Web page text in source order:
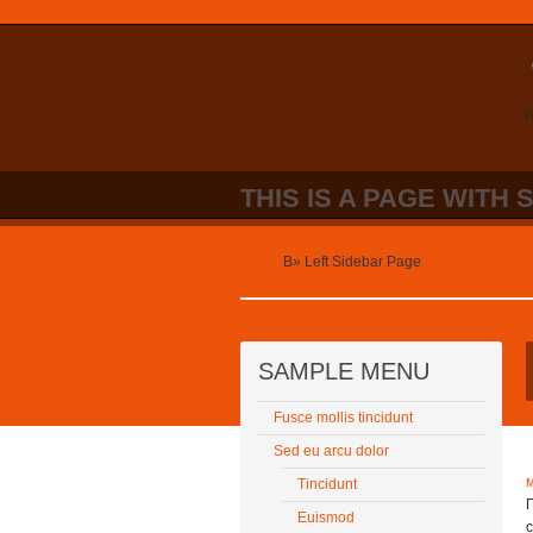
THIS IS A PAGE WITH
В» Left Sidebar Page
SAMPLE MENU
Fusce mollis tincidunt
Sed eu arcu dolor
Tincidunt
Euismod